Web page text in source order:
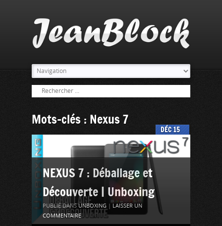
Mots-clés : Nexus 7
15
DÉC
NEXUS 7 : Déballage et
Découverte | Unboxing
PUBLIÉ DANSUNBOXING
LAISSER UN
COMMENTAIRE